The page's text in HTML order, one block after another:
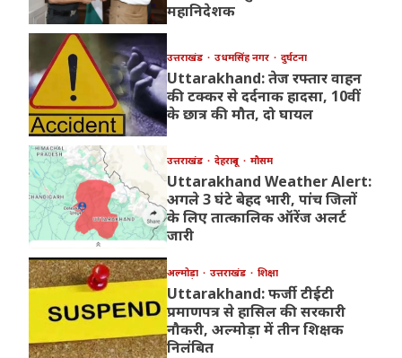
महानिदेशक
उत्तराखंड उधमसिंह नगर दुर्घटना
Uttarakhand: तेज रफ्तार वाहन
की टक्कर से दर्दनाक हादसा, 10वीं
के छात्र की मौत, दो घायल
उत्तराखंड देहरादून मौसम
Uttarakhand Weather Alert:
अगले 3 घंटे बेहद भारी, पांच जिलों
के लिए तात्कालिक ऑरेंज अलर्ट
जारी
अल्मोड़ा उत्तराखंड शिक्षा
Uttarakhand: फर्जी टीईटी
प्रमाणपत्र से हासिल की सरकारी
नौकरी, अल्मोड़ा में तीन शिक्षक
निलंबित